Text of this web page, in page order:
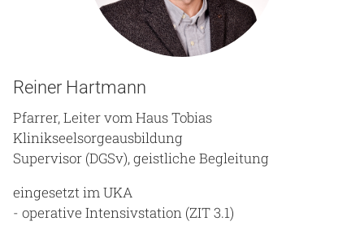
Reiner Hartmann
Pfarrer, Leiter vom Haus Tobias
Klinikseelsorgeausbildung
Supervisor (DGSv), geistliche Begleitung
eingesetzt im UKA
- operative Intensivstation (ZIT 3.1)